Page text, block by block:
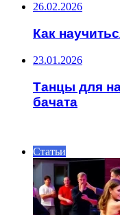
26.02.2026
Как
23.01.2026
Танцы для
бачата
Статьи